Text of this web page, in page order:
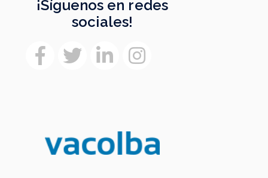
¡Síguenos en redes
sociales!